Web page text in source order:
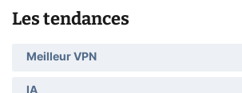
Les tendances
Meilleur VPN